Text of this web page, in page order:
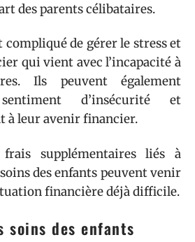
des parents célibataires.
compliqué de gérer le stress et
qui vient avec l’incapacité à
Ils peuvent également
d’insécurité et
à leur avenir financier.
supplémentaires liés à
des enfants peuvent venir
financière déjà difficile.
soins des enfants